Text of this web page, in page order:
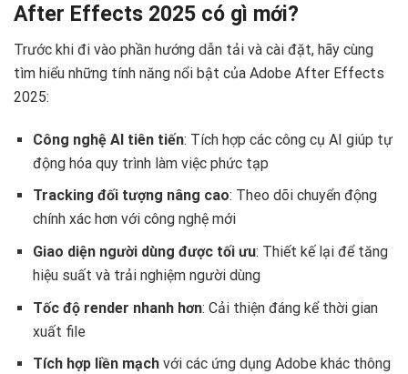
After Effects 2025 có gì mới?
Trước khi đi vào phần hướng dẫn tải và cài đặt, hãy cùng
tìm hiểu những tính năng nổi bật của Adobe After Effects
2025:
Công nghệ AI tiên tiến: Tích hợp các công cụ AI giúp tự
động hóa quy trình làm việc phức tạp
Tracking đối tượng nâng cao: Theo dõi chuyển động
chính xác hơn với công nghệ mới
Giao diện người dùng được tối ưu: Thiết kế lại để tăng
hiệu suất và trải nghiệm người dùng
Tốc độ render nhanh hơn: Cải thiện đáng kể thời gian
xuất file
Tích hợp liền mạchvới các ứng dụng Adobe khác thông